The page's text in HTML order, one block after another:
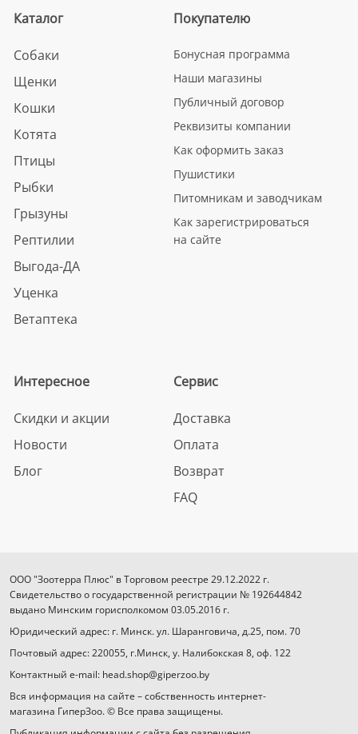
Каталог
Собаки
Щенки
Кошки
Котята
Птицы
Рыбки
Грызуны
Рептилии
Выгода-ДА
Уценка
Ветаптека
Покупателю
Бонусная программа
Наши магазины
Публичный договор
Реквизиты компании
Как оформить заказ
Пушистики
Питомникам и заводчикам
Как зарегистрироваться
на сайте
Интересное
Скидки и акции
Новости
Блог
Сервис
Доставка
Оплата
Возврат
FAQ
ООО "Зоотерра Плюс" в Торговом реестре 29.12.2022 г.
Свидетельство о государственной регистрации № 192644842
выдано Минским горисполкомом 03.05.2016 г.
Юридический адрес: г. Минск. ул. Шаранговича, д.25, пом. 70
Почтовый адрес: 220055, г.Минск, у. Налибокская 8, оф. 122
Контактный e-mail: head.shop@giperzoo.by
Вся информация на сайте – собственность интернет-
магазина ГиперЗоо. © Все права защищены.